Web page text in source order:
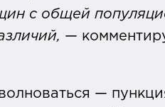
с общей
—
—